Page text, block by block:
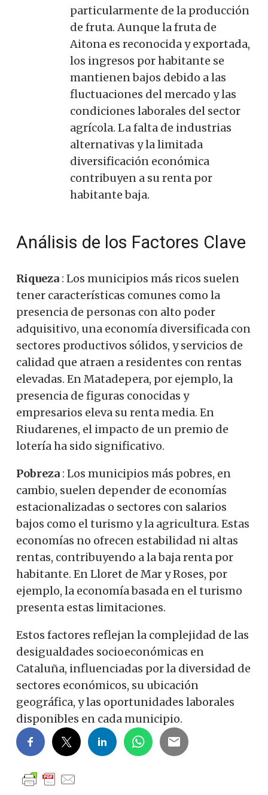
particularmente de la producción
de fruta. Aunque la fruta de
Aitona es reconocida y exportada,
los ingresos por habitante se
mantienen bajos debido a las
fluctuaciones del mercado y las
condiciones laborales del sector
agrícola. La falta de industrias
alternativas y la limitada
diversificación económica
contribuyen a su renta por
habitante baja.
Análisis de los Factores Clave
Riqueza : Los municipios más ricos suelen
tener características comunes como la
presencia de personas con alto poder
adquisitivo, una economía diversificada con
sectores productivos sólidos, y servicios de
calidad que atraen a residentes con rentas
elevadas. En Matadepera, por ejemplo, la
presencia de figuras conocidas y
empresarios eleva su renta media. En
Riudarenes, el impacto de un premio de
lotería ha sido significativo.
Pobreza : Los municipios más pobres, en
cambio, suelen depender de economías
estacionalizadas o sectores con salarios
bajos como el turismo y la agricultura. Estas
economías no ofrecen estabilidad ni altas
rentas, contribuyendo a la baja renta por
habitante. En Lloret de Mar y Roses, por
ejemplo, la economía basada en el turismo
presenta estas limitaciones.
Estos factores reflejan la complejidad de las
desigualdades socioeconómicas en
Cataluña, influenciadas por la diversidad de
sectores económicos, su ubicación
geográfica, y las oportunidades laborales
disponibles en cada municipio.